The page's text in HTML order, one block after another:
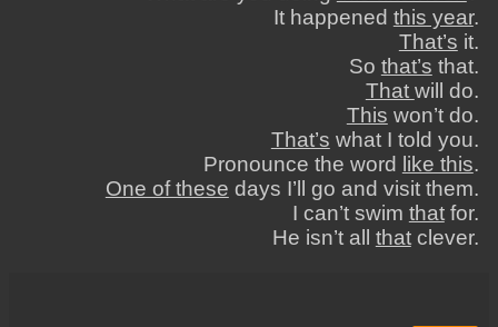
It happened this year.
That’s it.
So that’s that.
That will do.
This won’t do.
That’s what I told you.
Pronounce the word like this.
One of these days I’ll go and visit them.
I can’t swim thatfor.
He isn’t all thatclever.